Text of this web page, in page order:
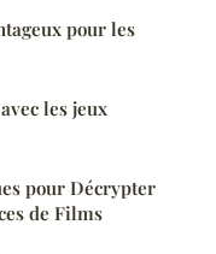
pour les
les jeux
pour Décrypter
de Films